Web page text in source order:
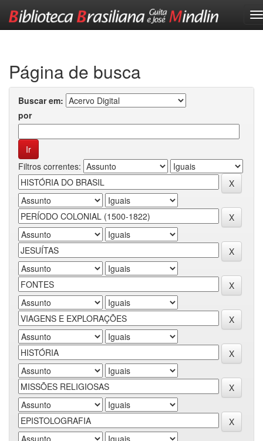
Página de busca
Buscar em:
por
Filtros correntes: